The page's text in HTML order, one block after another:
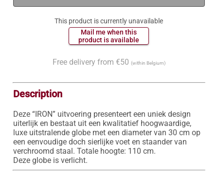
This product is currently unavailable
Mail me when this
Free delivery from €50 (within Belgium)
Description
Deze “IRON” uitvoering presenteert een uniek design
uiterlijk en bestaat uit een kwalitatief hoogwaardige,
luxe uitstralende globe met een diameter van 30 cm op
een eenvoudige doch sierlijke voet en staander van
verchroomd staal. Totale hoogte: 110 cm.
Deze globe is verlicht.